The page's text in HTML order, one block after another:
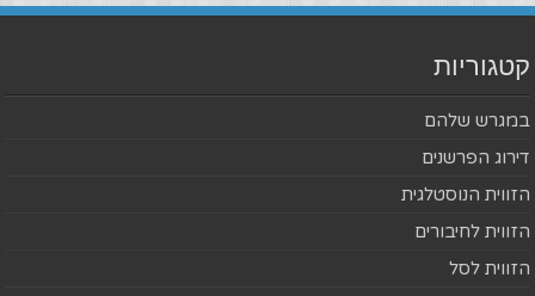
קטגוריות
במגרש שלהם
דירוג הפרשנים
הזווית הנוסטלגית
הזווית לחיבורים
הזווית לסל